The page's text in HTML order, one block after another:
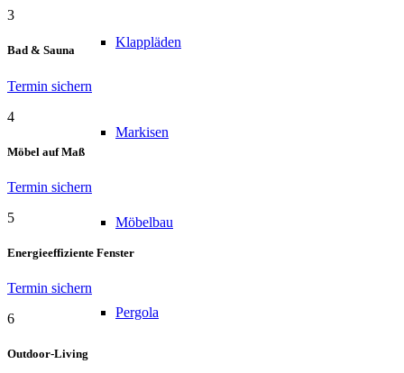
Klappläden
Markisen
Möbelbau
Pergola
3
Bad & Sauna
Termin sichern
4
Möbel auf Maß
Termin sichern
5
Energieeffiziente Fenster
Termin sichern
6
Outdoor-Living